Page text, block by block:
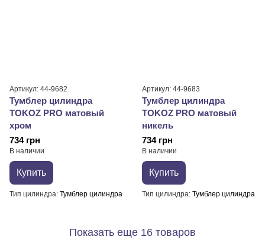
Артикул: 44-9682
Тумблер цилиндра
TOKOZ PRO матовый
хром
734 грн
В наличии
Купить
Тип цилиндра Тумблер цилиндра
Артикул: 44-9683
Тумблер цилиндра
TOKOZ PRO матовый
никель
734 грн
В наличии
Купить
Тип цилиндра Тумблер цилиндра
Показать еще 16 товаров